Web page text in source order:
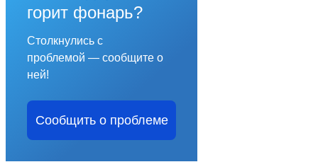
горит фонарь?
Столкнулись с
проблемой — сообщите о
ней!
Сообщить о проблеме